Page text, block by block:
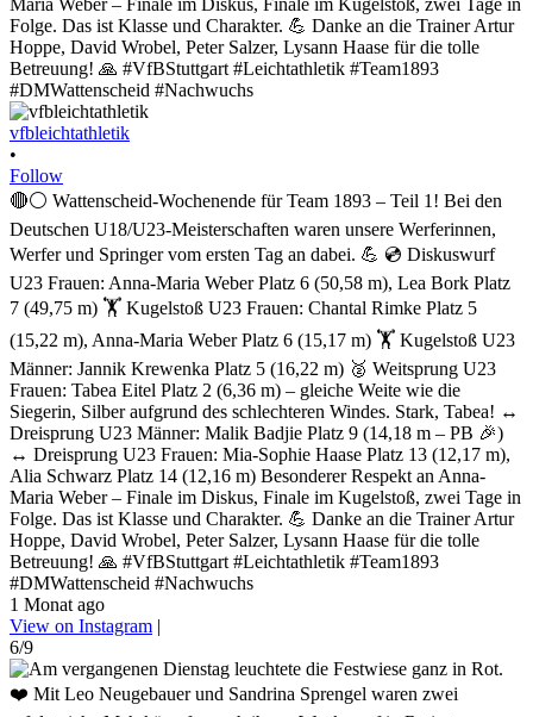
vfbleichtathletik
•
Follow
🔴⚪ Wattenscheid-Wochenende für Team 1893 – Teil 1! Bei den
Deutschen U18/U23-Meisterschaften waren unsere Werferinnen,
Werfer und Springer vom ersten Tag an dabei. 💪 💿 Diskuswurf
U23 Frauen: Anna-Maria Weber Platz 6 (50,58 m), Lea Bork Platz
7 (49,75 m) 🏋️ Kugelstoß U23 Frauen: Chantal Rimke Platz 5
(15,22 m), Anna-Maria Weber Platz 6 (15,17 m) 🏋️ Kugelstoß U23
Männer: Jannik Krewenka Platz 5 (16,22 m) 🥈 Weitsprung U23
Frauen: Tabea Eitel Platz 2 (6,36 m) – gleiche Weite wie die
Siegerin, Silber aufgrund des schlechteren Windes. Stark, Tabea! ↔️
Dreisprung U23 Männer: Malik Badjie Platz 9 (14,18 m – PB 🎉)
↔️ Dreisprung U23 Frauen: Mia-Sophie Haase Platz 13 (12,17 m),
Alia Schwarz Platz 14 (12,16 m) Besonderer Respekt an Anna-
Maria Weber – Finale im Diskus, Finale im Kugelstoß, zwei Tage in
Folge. Das ist Klasse und Charakter. 💪 Danke an die Trainer Artur
Hoppe, David Wrobel, Peter Salzer, Lysann Haase für die tolle
Betreuung! 🙏 #VfBStuttgart #Leichtathletik #Team1893
#DMWattenscheid #Nachwuchs
1 Monat ago
View on Instagram |
6/9